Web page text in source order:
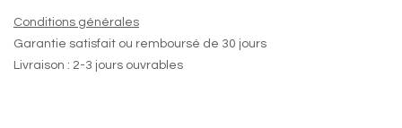
Conditions générales
Garantie satisfait ou remboursé de 30 jours
Livraison : 2-3 jours ouvrables